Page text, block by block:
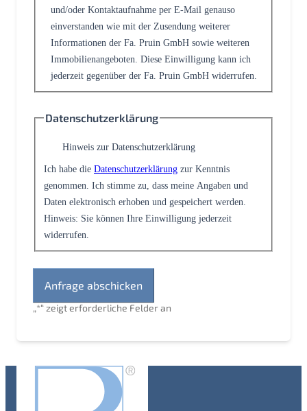
„*“ zeigt erforderliche Felder an
und/oder Kontaktaufnahme per E-Mail genauso
einverstanden wie mit der Zusendung weiterer
Informationen der Fa. Pruin GmbH sowie weiteren
Immobilienangeboten. Diese Einwilligung kann ich
jederzeit gegenüber der Fa. Pruin GmbH widerrufen.
Datenschutzerklärung
Hinweis zur Datenschutzerklärung
Ich habe die Datenschutzerklärung zur Kenntnis
genommen. Ich stimme zu, dass meine Angaben und
Daten elektronisch erhoben und gespeichert werden.
Hinweis: Sie können Ihre Einwilligung jederzeit
widerrufen.